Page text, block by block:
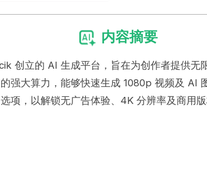
内容摘要
创立的 AI 生成平台，旨在为创作者提供无
强大算力，能够快速生成 1080p 视频及 AI
项，以解锁无广告体验、4K 分辨率及商用